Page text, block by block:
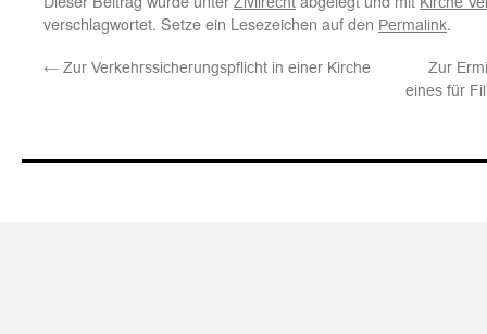
verschlagwortet. Setze ein Lesezeichen auf den Permalink.
← Zur Verkehrssicherungspflicht in einer Kirche
Zur
eines für